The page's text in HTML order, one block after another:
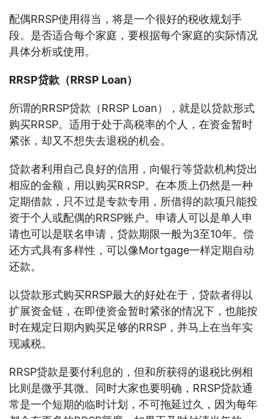
配偶RRSP使用得当，将是一个很好的税收规划手
段。是否适合每个家庭，要根据每个家庭的实际情况
具体分析或使用。
RRSP贷款（RRSP Loan）
所谓的RRSP贷款（RRSP Loan），就是以贷款形式
购买RRSP。适用于处于高税率的个人，在资金暂时
紧张，却又不想失去退税的机会。
贷款者利用自己良好的信用，向银行等贷款机构贷出
相应的金额，用以购买RRSP。在本质上仍然是一种
定期借款，只不过是专款专用，所借得的款项只能投
资于个人或配偶的RRSP账户。申请人可以是单人申
请也可以是联名申请，贷款期限一般为3至10年。偿
还方式具有多样性，可以像Mortgage一样定期自动
还款。
以贷款形式购买RRSP最大的好处在于，贷款者得以
扩展资金链，在即使资金暂时紧张的情况下，也能按
时在规定日期内购买足够的RRSP，并马上在当年实
现减税。
RRSP贷款是要付利息的，但和所获得的退税比例相
比则是微乎其微。同时大家也要明确，RRSP贷款通
常是一个短期的临时计划，不可拖延过久，因为每年